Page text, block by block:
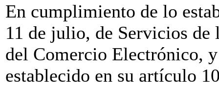
En cumplimiento de lo
11 de julio, de Servicios
del Comercio Electrónico,
establecido en su artículo